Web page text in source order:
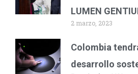
LUMEN
2 marzo, 2023
Colombia
desarrollo